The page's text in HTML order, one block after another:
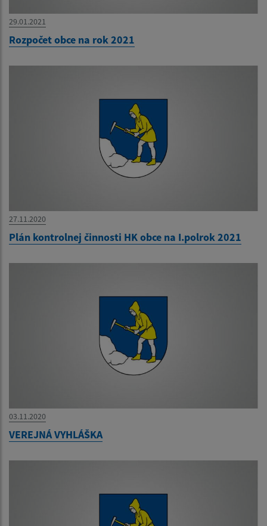
29.01.2021
Rozpočet obce na rok 2021
27.11.2020
Plán kontrolnej činnosti HK obce na I.polrok 2021
03.11.2020
VEREJNÁ VYHLÁŠKA